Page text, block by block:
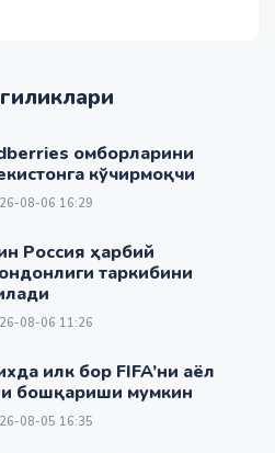
омборларини
кўчирмоқчи
08-06 16:29
Россия ҳарбий
таркибини
08-06 11:26
илк бор FIFA’ни аёл
бошқариши мумкин
08-05 16:35